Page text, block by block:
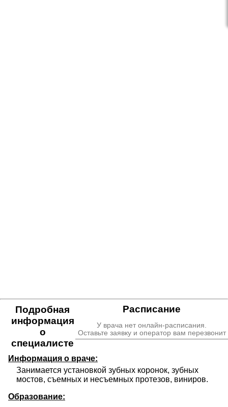
Расписание
У врача нет онлайн-расписания.
Оставьте заявку и оператор вам перезвонит
Подробная
информация
о
специалисте
Информация о враче:
Занимается установкой зубных коронок, зубных
мостов, съемных и несъемных протезов, виниров.
Образование: